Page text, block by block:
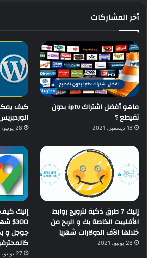
أخر المشاركات
ماهو أفضل اشتراك iptv بدون
تقيطع ؟
18 ديسمبر، 2021
كيف
28 يونيو، 2021
إليك 7 طرق ذكية لترويج روابط
الأفلييت الخاصة بك و الربح من
خلالها الآف الدولارات شهريا
28 يونيو، 2021
إليك
جوجل و
27 يونيو، 2021